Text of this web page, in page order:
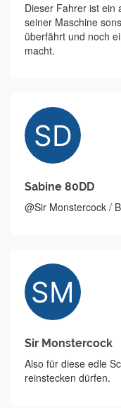
Dieser Fahrer ist ein
seiner Maschine
überfährt und noch
macht.
Sabine 80DD
@Sir Monstercock /
Sir Monstercock
Also für diese edle
reinstecken dürfen.